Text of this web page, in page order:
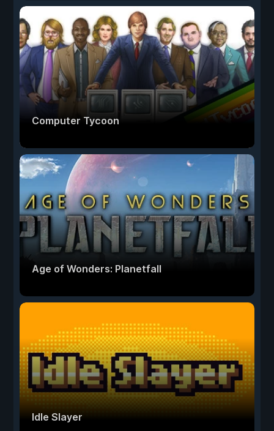
Computer Tycoon
Age of Wonders: Planetfall
Idle Slayer